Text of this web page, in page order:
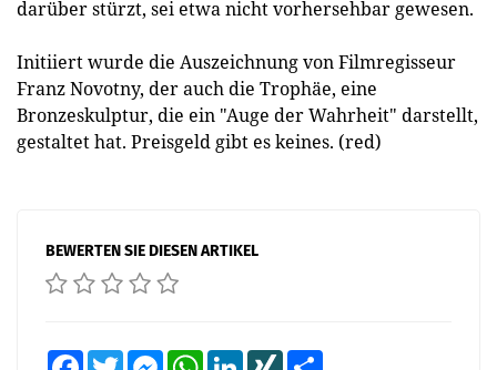
darüber stürzt, sei etwa nicht vorhersehbar gewesen.
Initiiert wurde die Auszeichnung von Filmregisseur
Franz Novotny, der auch die Trophäe, eine
Bronzeskulptur, die ein "Auge der Wahrheit" darstellt,
gestaltet hat. Preisgeld gibt es keines. (red)
BEWERTEN SIE DIESEN ARTIKEL
FacebookTwitter MessengerWhatsAppLinkedInXING